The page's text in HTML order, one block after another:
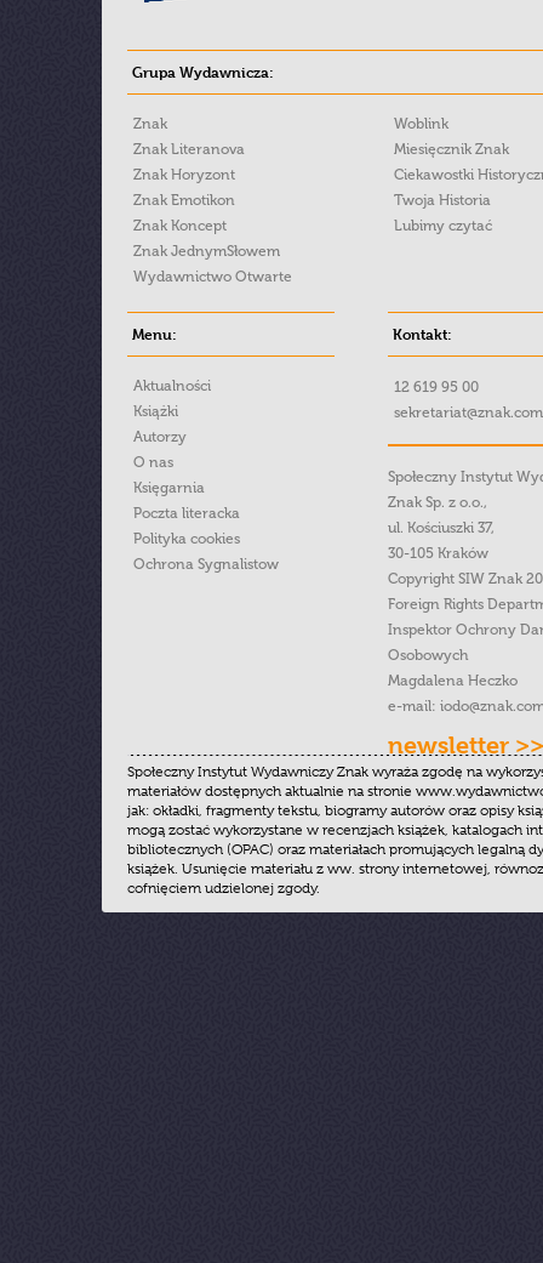
Grupa Wydawnicza:
Znak
Znak Literanova
Znak Horyzont
Znak Emotikon
Znak Koncept
Znak JednymSłowem
Wydawnictwo Otwarte
Woblink
Miesięcznik Znak
Ciekawostki
Twoja Historia
Lubimy czytać
Menu:
Aktualności
Książki
Autorzy
O nas
Księgarnia
Poczta literacka
Polityka cookies
Ochrona Sygnalistow
Kontakt:
12 619 95 00
Społeczny Instytut
Znak Sp. z o.o.,
ul. Kościuszki 37,
30-105 Kraków
Copyright SIW Znak
Foreign Rights
Inspektor Ochrony
Osobowych
Magdalena Heczko
e-mail:
newsletter >>
Społeczny Instytut Wydawniczy Znak wyraża zgodę na
materiałów dostępnych aktualnie na stronie
jak: okładki, fragmenty tekstu, biogramy autorów oraz opisy
mogą zostać wykorzystane w recenzjach książek, katalogach
bibliotecznych (OPAC) oraz materiałach promujących legalną
książek. Usunięcie materiału z ww. strony internetowej,
cofnięciem udzielonej zgody.